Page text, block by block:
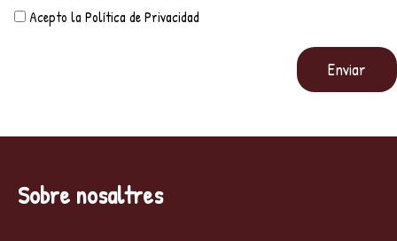
Acepto la Política de Privacidad
Sobre nosaltres